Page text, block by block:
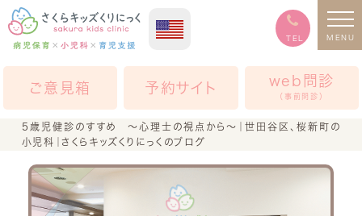
5歳児健診のすすめ ～心理士の視点から～｜世田谷区、桜新町の
小児科｜さくらキッズくりにっくのブログ
TEL
ご意見箱 予約サイト web問診
（事前問診）
MENU